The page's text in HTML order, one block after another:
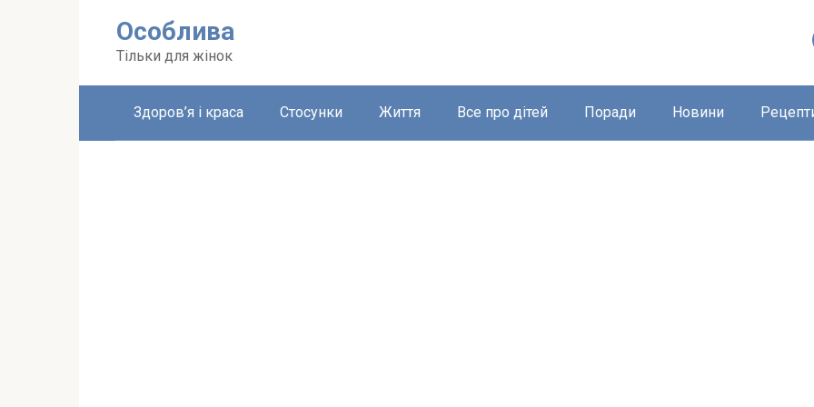
Особлива
Тільки для жінок
Здоров’я і краса Стосунки Життя Все про дітей Поради Новини